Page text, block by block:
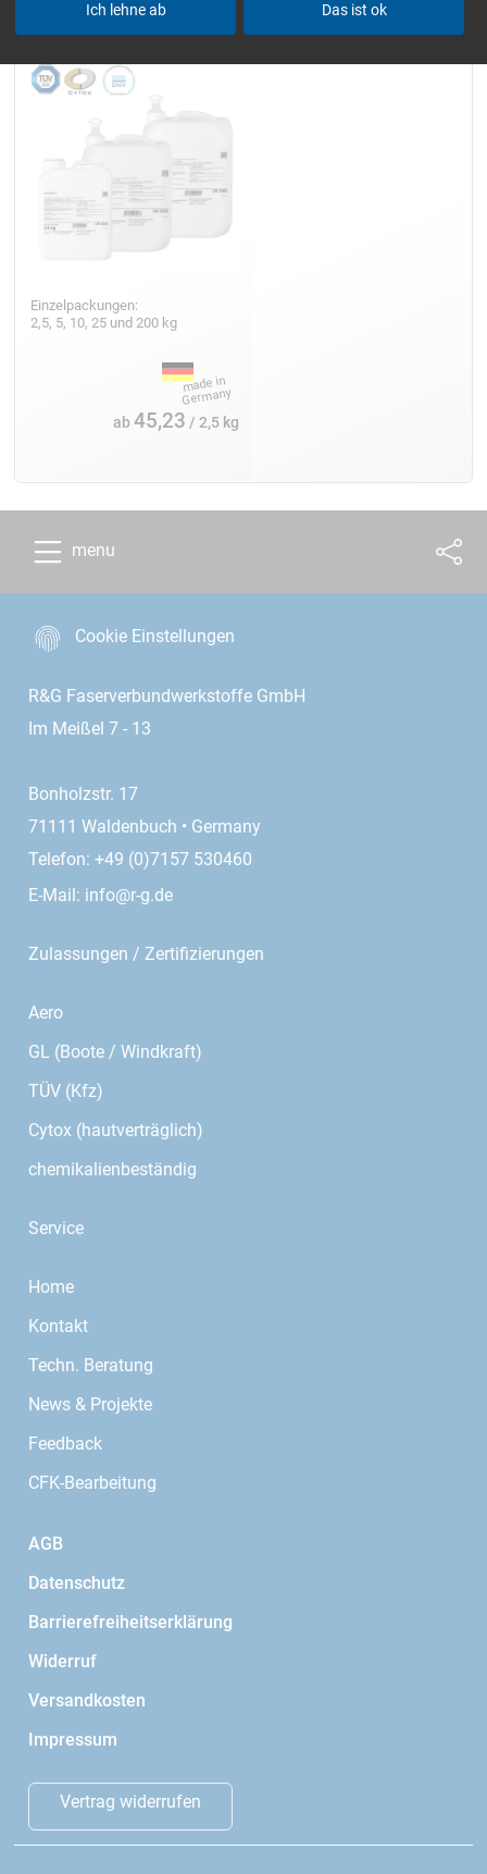
Einzelpackungen:
2,5, 5, 10, 25 und 200 kg
ab45,23 / 2,5 kg
menu
Cookie Einstellungen
R&G Faserverbundwerkstoffe GmbH
Im Meißel 7 - 13
Bonholzstr. 17
71111 Waldenbuch • Germany
Telefon: +49 (0)7157 530460
E-Mail: info@r-g.de
Zulassungen / Zertifizierungen
Aero
GL (Boote / Windkraft)
TÜV (Kfz)
Cytox (hautverträglich)
chemikalienbeständig
Service
Home
Kontakt
Techn. Beratung
News & Projekte
Feedback
CFK-Bearbeitung
AGB
Datenschutz
Barrierefreiheitserklärung
Widerruf
Versandkosten
Impressum
Vertrag widerrufen
Ich lehne ab Das ist ok